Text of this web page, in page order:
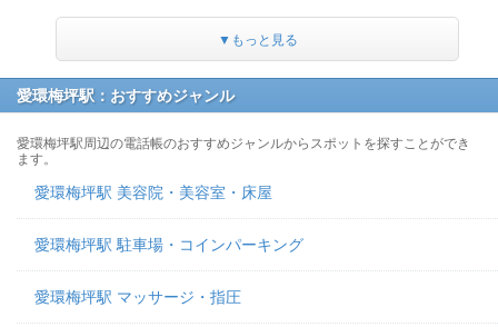
▼もっと見る
愛環梅坪駅：おすすめジャンル
愛環梅坪駅周辺の電話帳のおすすめジャンルからスポットを探すことができ
ます。
愛環梅坪駅 美容院・美容室・床屋
愛環梅坪駅 駐車場・コインパーキング
愛環梅坪駅 マッサージ・指圧